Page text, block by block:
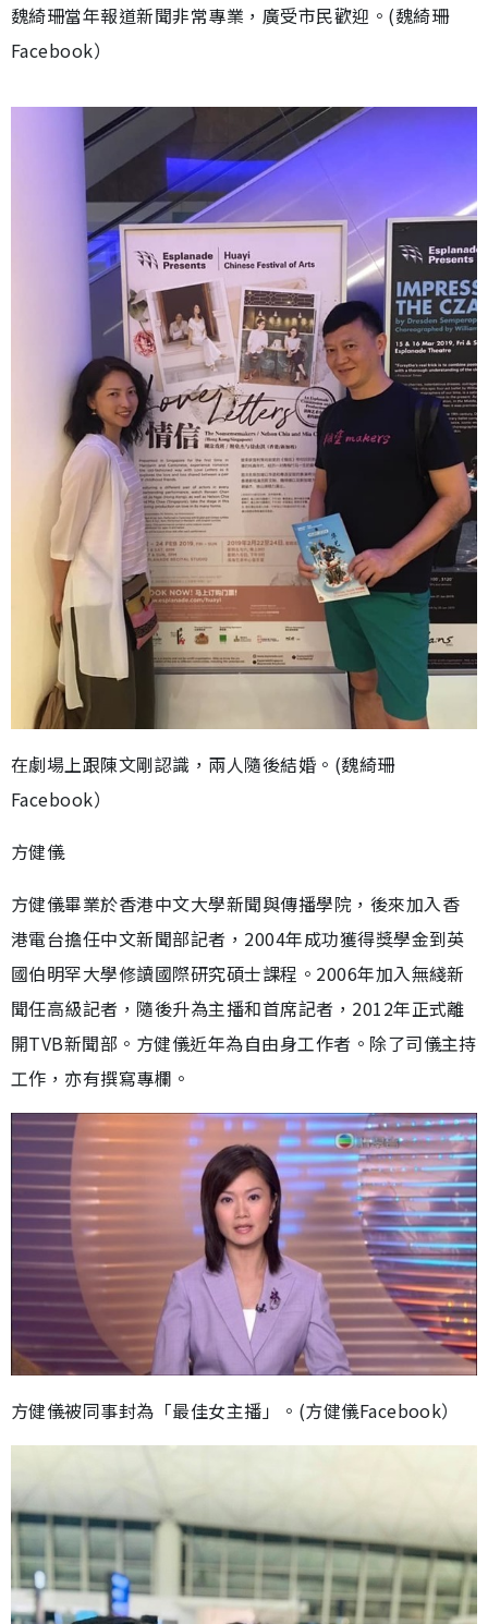
魏綺珊當年報道新聞非常專業，廣受市民歡迎。(魏綺珊
Facebook）
在劇場上跟陳文剛認識，兩人隨後結婚。(魏綺珊
Facebook）
方健儀
方健儀畢業於香港中文大學新聞與傳播學院，後來加入香
港電台擔任中文新聞部記者，2004年成功獲得獎學金到英
國伯明罕大學修讀國際研究碩士課程。2006年加入無綫新
聞任高級記者，隨後升為主播和首席記者，2012年正式離
開TVB新聞部。方健儀近年為自由身工作者。除了司儀主持
工作，亦有撰寫專欄。
方健儀被同事封為「最佳女主播」。(方健儀Facebook）